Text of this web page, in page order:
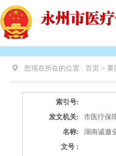
您现在所在的位置 : 首页 > 要
索引号:
发文机关:
市医疗保
名称:
湖南诚邀
文号 :